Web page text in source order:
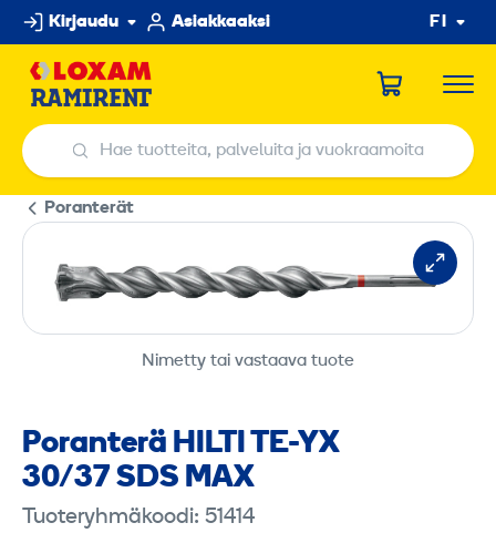
Hyppää
sisältöön
Kirjaudu Asiakkaaksi FI
Hae tuotteita, palveluita ja vuokraamoita
Hae tuotteita, palveluita ja vuokraamoita
Poranterät
Nimetty tai vastaava tuote
Poranterä HILTI TE-YX
30/37 SDS MAX
Tuoteryhmäkoodi: 51414